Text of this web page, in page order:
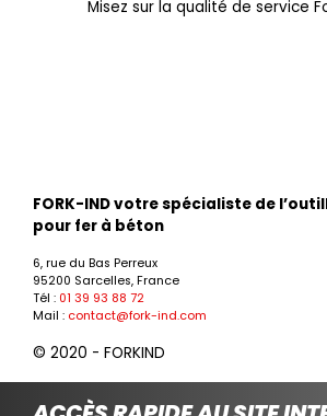
Misez sur la qualité de service
FORK-IND votre spécialiste de
pour fer à béton
6, rue du Bas Perreux
95200 Sarcelles, France
Tél : 01 39 93 88 72
Mail : contact@fork-ind.com
© 2020 - FORKIND